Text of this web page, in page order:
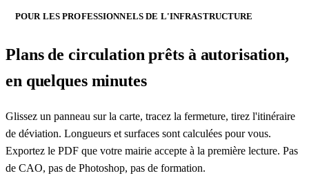
POUR LES PROFESSIONNELS DE L'INFRASTRUCTURE
Plans de circulation prêts à autorisation,
en quelques minutes
Glissez un panneau sur la carte, tracez la fermeture, tirez l'itinéraire
de déviation. Longueurs et surfaces sont calculées pour vous.
Exportez le PDF que votre mairie accepte à la première lecture. Pas
de CAO, pas de Photoshop, pas de formation.